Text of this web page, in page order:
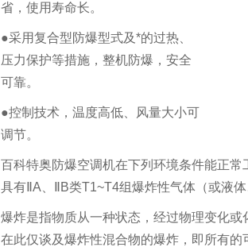
省，使用寿命长。
●采用复合型防爆型式及*的过热、
压力保护等措施，整机防爆，安全
可靠。
●控制技术，温度高低、风量大小可
调节。
百科特奥防爆空调机在下列环境条件能正常
具有 ⅡA ⅡB类T1~T4组爆炸性气体（或液
爆炸是指物质从一种状态，经过物理变化
在此仅谈及爆炸性混合物的爆炸，即所有的